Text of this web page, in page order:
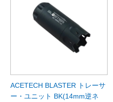
ACETECH BLASTER トレーサ
ー・ユニット BK(14mm逆ネ